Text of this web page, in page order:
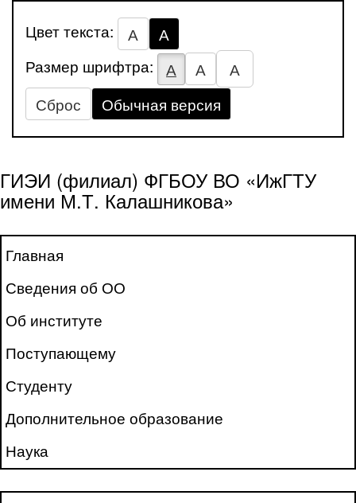
Цвет текста: А
А
Размер шрифтра:
А А
А
Сброс
Обычная версия
ГИЭИ (филиал) ФГБОУ ВО «ИжГТУ
имени М.Т. Калашникова»
Главная
Сведения об ОО
Об институте
Поступающему
Студенту
Дополнительное образование
Наука